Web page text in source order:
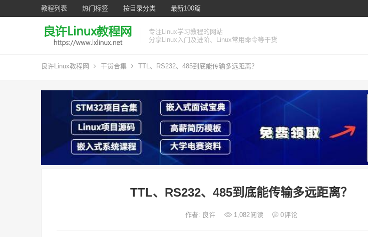
教程列表 热门标签 按目录分类 最新100篇
专注Linux学习教程的网站
分享Linux入门及进阶、Linux常用命令等干货
良许Linux教程网 干货合集 TTL、RS232、485到底能传输多远距离？
TTL、RS232、485到底能传输多远距离？
作者: 良许 1,082阅读 0评论